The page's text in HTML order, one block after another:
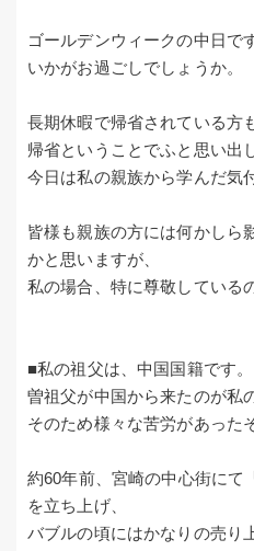
ゴールデンウィークの中日で
いかがお過ごしでしょうか。
長期休暇で帰省されている方
帰省ということでふと思い出
今日は私の親族から学んだ気
皆様も親族の方には何かしら
かと思いますが、
私の場合、特に尊敬している
■私の祖父は、中国国籍です。
曽祖父が中国から来たのが私
そのため様々な苦労があった
約60年前、宮崎の中心街にて
を立ち上げ、
バブルの頃にはかなりの売り